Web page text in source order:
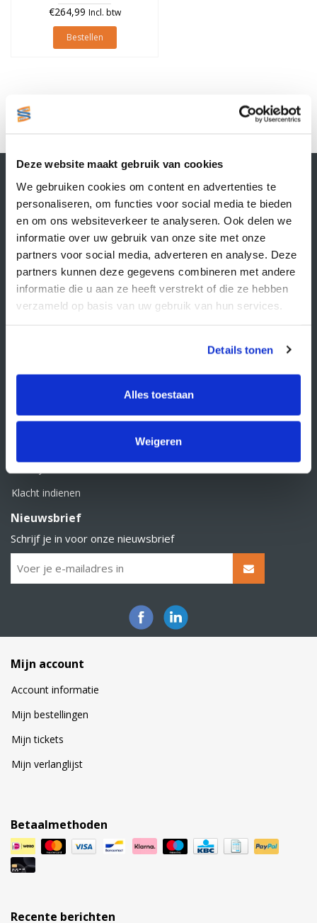
Deze website maakt gebruik van cookies
We gebruiken cookies om content en advertenties te
personaliseren, om functies voor social media te bieden
en om ons websiteverkeer te analyseren. Ook delen we
informatie over uw gebruik van onze site met onze
partners voor social media, adverteren en analyse. Deze
partners kunnen deze gegevens combineren met andere
informatie die u aan ze heeft verstrekt of die ze hebben
verzameld op basis van uw gebruik van hun services.
Details tonen
Alles toestaan
Weigeren
€264,99 Incl. btw
Bestellen
1
Contactgegevens
Supply Service B.V.
Nijverheidsstraat 25-K
3861 RJ Nijkerk
info@supplyservice.nl
+31 33 468 13 42
KvK nummer: 66384737
Retourbeleid
Klacht indienen
Nieuwsbrief
Schrijf je in voor onze nieuwsbrief
Mijn account
Account informatie
Mijn bestellingen
Mijn tickets
Mijn verlanglijst
Betaalmethoden
Recente berichten